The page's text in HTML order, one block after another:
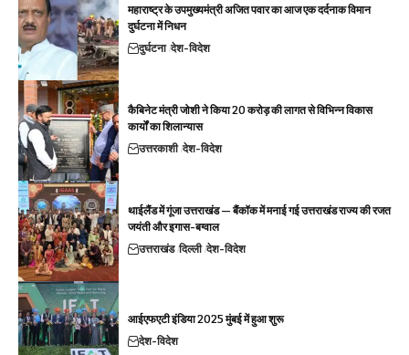
महाराष्ट्र के उपमुख्यमंत्री अजित पवार का आज एक दर्दनाक विमान
दुर्घटना में निधन
दुर्घटना देश-विदेश
कैबिनेट मंत्री जोशी ने किया 20 करोड़ की लागत से विभिन्न विकास
कार्यों का शिलान्यास
उत्तरकाशी देश-विदेश
थाईलैंड में गूंजा उत्तराखंड — बैंकॉक में मनाई गई उत्तराखंड राज्य की रजत
जयंती और इगास-बग्वाल
उत्तराखंड दिल्ली देश-विदेश
आईएफएटी इंडिया 2025 मुंबई में हुआ शुरू
देश-विदेश